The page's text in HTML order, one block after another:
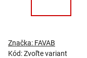
Kód:Zvoľte variant
Značka: FAVAB